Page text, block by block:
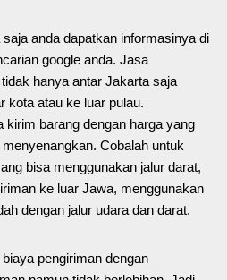
anda dapatkan informasinya di
google anda. Jasa
hanya antar Jakarta saja
kota atau ke luar pulau.
kirim barang dengan harga yang
Cobalah untuk
bisa menggunakan jalur darat,
ke luar Jawa, menggunakan
dengan jalur udara dan darat.
pengiriman dengan